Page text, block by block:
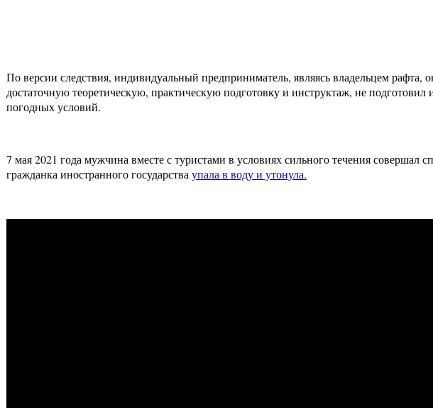
По версии следствия, индивидуальный предприниматель, являясь владельцем
достаточную теоретическую, практическую подготовку и инструктаж, не
погодных условий.
7 мая 2021 года мужчина вместе с туристами в условиях сильного течения совершал
гражданка иностранного государстваупала в воду и утонула.